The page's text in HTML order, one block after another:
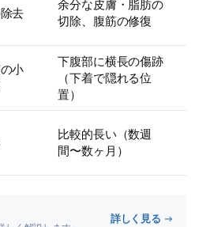
去
余分な皮膚・脂肪の
切除、腹筋の修復
小
下腹部に横長の傷跡
（下着で隠れる位
置）
比較的長い（数週
間〜数ヶ月）
詳しく見る →